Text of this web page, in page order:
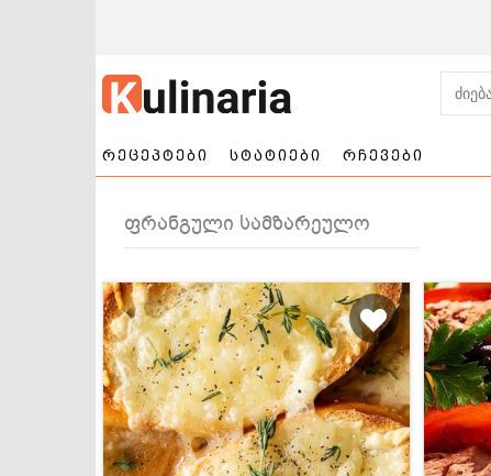
რეცეპტები
ნამცხვრები და
ტორტები
სალათები
სტატიები რჩევები
ფრანგული სამზარეულო